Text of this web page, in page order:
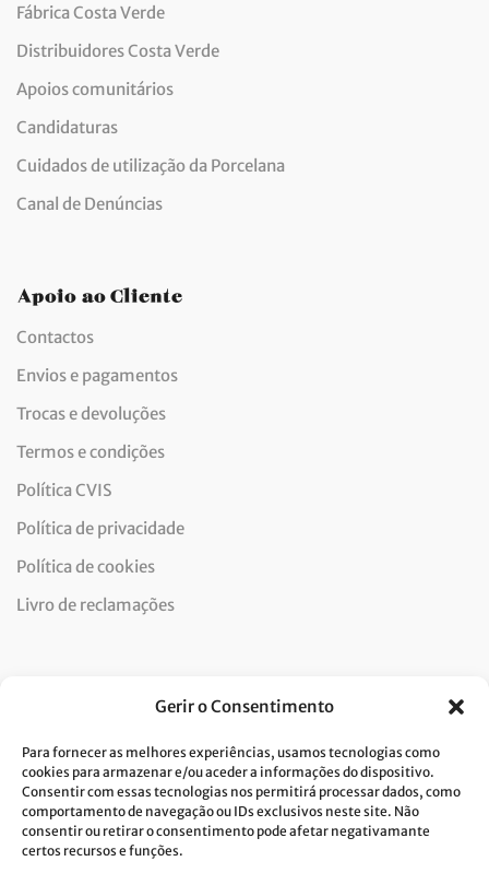
Gerir o Consentimento
Para fornecer as melhores experiências, usamos tecnologias como
cookies para armazenar e/ou aceder a informações do dispositivo.
Consentir com essas tecnologias nos permitirá processar dados, como
comportamento de navegação ou IDs exclusivos neste site. Não
consentir ou retirar o consentimento pode afetar negativamante
certos recursos e funções.
Fábrica Costa Verde
Distribuidores Costa Verde
Apoios comunitários
Candidaturas
Cuidados de utilização da Porcelana
Canal de Denúncias
Apoio ao Cliente
Contactos
Envios e pagamentos
Trocas e devoluções
Termos e condições
Política CVIS
Política de privacidade
Política de cookies
Livro de reclamações
Dou consentimento ao tratamento de dados e aceito a
política de privacidade.*
A Costa Verde está comprometida com a implementação do RGPD. Para